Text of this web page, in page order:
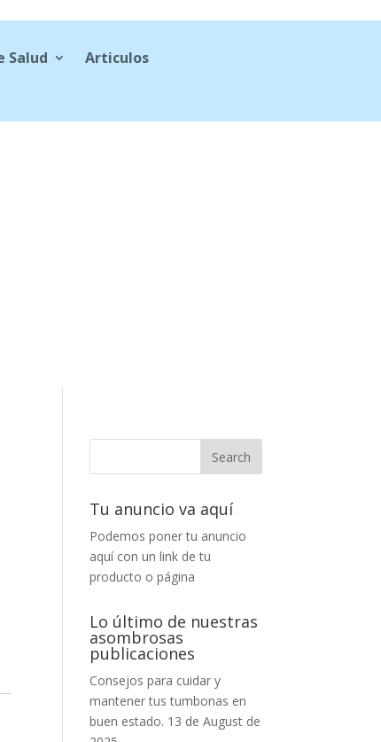
Salud
Articulos
Tu anuncio va aquí
Podemos poner tu anuncio
aquí con un link de tu
producto o página
Lo último de nuestras
asombrosas
publicaciones
Consejos para cuidar y
mantener tus tumbonas en
buen estado. 13 de August de